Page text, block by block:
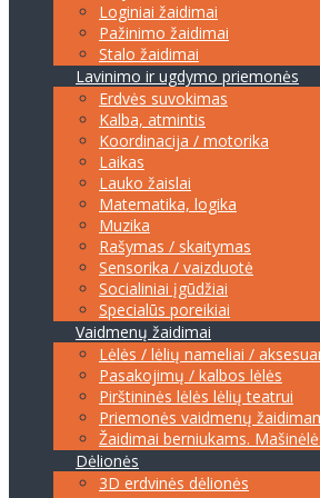
Loginiai žaidimai
Pažinimo žaidimai
Stalo žaidimai
Lavinimo ir ugdymo priemonės
Erdvės suvokimas
Kalba, atmintis
Koordinacija / motorika
Laikas
Lauko žaislai
Matematika, logika
Muzika
Rašymas / skaitymas
Sensorika / vaizduotė
Socialiniai įgūdžiai
Specialūs poreikiai
Vaidmenų žaidimai
Lėlės / lėlių nameliai /
Pasakojimų / kalbos lėlės
Pirštininės lėlės lėlių teatrui
Priemonės vaidmenų
Žaidimai berniukams.
Dėlionės
3D erdvinės dėlionės